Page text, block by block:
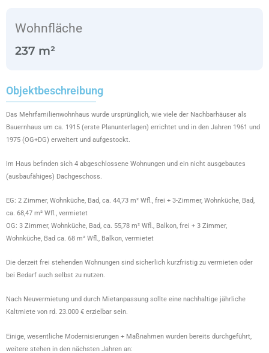
Wohnfläche
237 m²
Objektbeschreibung
Das Mehrfamilienwohnhaus wurde ursprünglich, wie viele der Nachbarhäuser als
Bauernhaus um ca. 1915 (erste Planunterlagen) errichtet und in den Jahren 1961 und
1975 (OG+DG) erweitert und aufgestockt.
Im Haus befinden sich 4 abgeschlossene Wohnungen und ein nicht ausgebautes
(ausbaufähiges) Dachgeschoss.
EG: 2 Zimmer, Wohnküche, Bad, ca. 44,73 m² Wfl., frei + 3-Zimmer, Wohnküche, Bad,
ca. 68,47 m² Wfl., vermietet
OG: 3 Zimmer, Wohnküche, Bad, ca. 55,78 m² Wfl., Balkon, frei + 3 Zimmer,
Wohnküche, Bad ca. 68 m² Wfl., Balkon, vermietet
Die derzeit frei stehenden Wohnungen sind sicherlich kurzfristig zu vermieten oder
bei Bedarf auch selbst zu nutzen.
Nach Neuvermietung und durch Mietanpassung sollte eine nachhaltige jährliche
Kaltmiete von rd. 23.000 € erzielbar sein.
Einige, wesentliche Modernisierungen + Maßnahmen wurden bereits durchgeführt,
weitere stehen in den nächsten Jahren an: